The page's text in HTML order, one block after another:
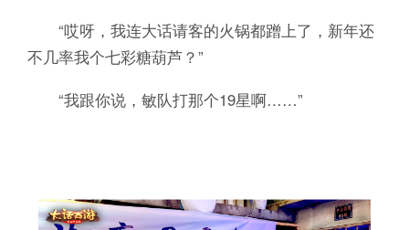
“哎呀，我连大话请客的火锅都蹭上了，新年还
不几率我个七彩糖葫芦？”
“我跟你说，敏队打那个19星啊……”